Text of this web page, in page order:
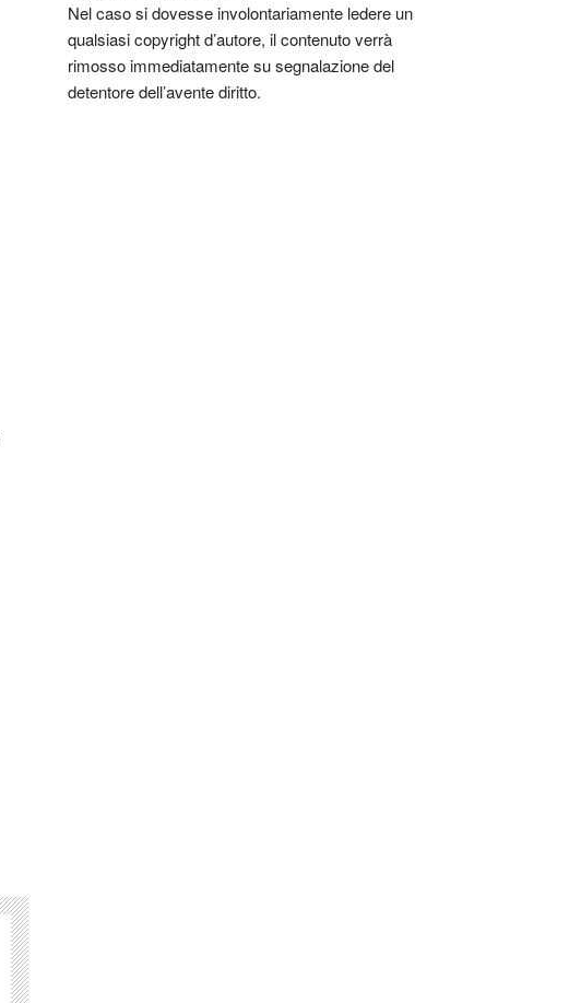
Nel caso si dovesse involontariamente ledere un
qualsiasi copyright d’autore, il contenuto verrà
rimosso immediatamente su segnalazione del
detentore dell’avente diritto.